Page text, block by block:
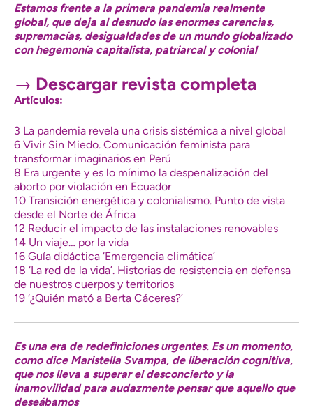
Estamos frente a la primera pandemia realmente
global, que deja al desnudo las enormes carencias,
supremacías, desigualdades de un mundo globalizado
con hegemonía capitalista, patriarcal y colonial
→ Descargar revista completa
Artículos:
3 La pandemia revela una crisis sistémica a nivel global
6 Vivir Sin Miedo. Comunicación feminista para
transformar imaginarios en Perú
8 Era urgente y es lo mínimo la despenalización del
aborto por violación en Ecuador
10 Transición energética y colonialismo. Punto de vista
desde el Norte de África
12 Reducir el impacto de las instalaciones renovables
14 Un viaje… por la vida
16 Guía didáctica ‘Emergencia climática’
18 ‘La red de la vida’. Historias de resistencia en defensa
de nuestros cuerpos y territorios
19 ‘¿Quién mató a Berta Cáceres?’
Es una era de redefiniciones urgentes. Es un momento,
como dice Maristella Svampa, de liberación cognitiva,
que nos lleva a superar el desconcierto y la
inamovilidad para audazmente pensar que aquello que
deseábamos